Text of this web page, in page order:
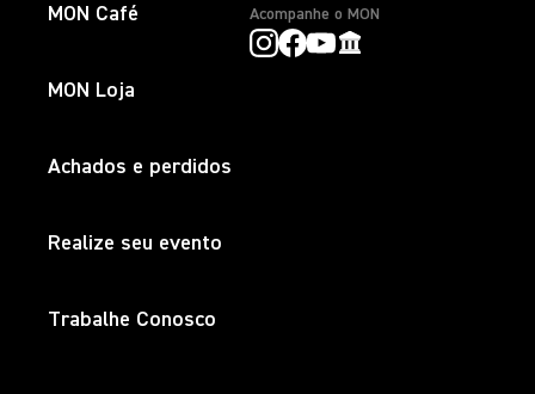
MON Café
MON Loja
Achados e perdidos
Realize seu evento
Trabalhe Conosco
Acompanhe o MON